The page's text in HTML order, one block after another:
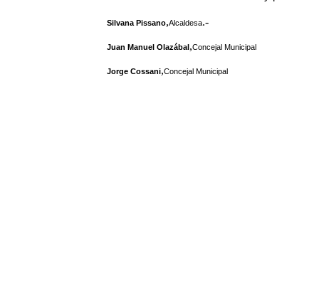
Silvana Pissano,Alcaldesa.-
Juan Manuel Olazábal,Concejal Municipal
Jorge Cossani,Concejal Municipal